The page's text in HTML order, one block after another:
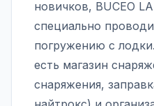
новичков, BUCEO
специально
погружению с
есть магазин
снаряжения,